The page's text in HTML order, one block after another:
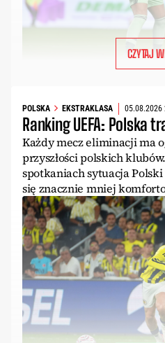
CZYTAJ
POLSKA EKSTRAKLASA 05.08.2026
Ranking UEFA: Polska
Każdy mecz eliminacji ma
przyszłości polskich
spotkaniach sytuacja Polski
się znacznie mniej